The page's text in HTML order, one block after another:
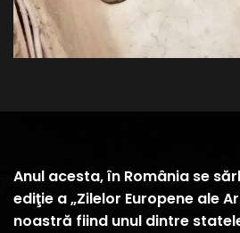
Anul acesta, în România se
ediţie a „Zilelor Europene ale
noastră fiind unul dintre